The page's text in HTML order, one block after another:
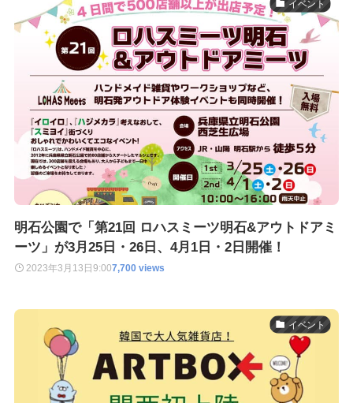
イベント
明石公園で「第21回 ロハスミーツ明石&アウトドアミ
ーツ」が3月25日・26日、4月1日・2日開催！
2023年3月13日 9:007,700 views
イベント